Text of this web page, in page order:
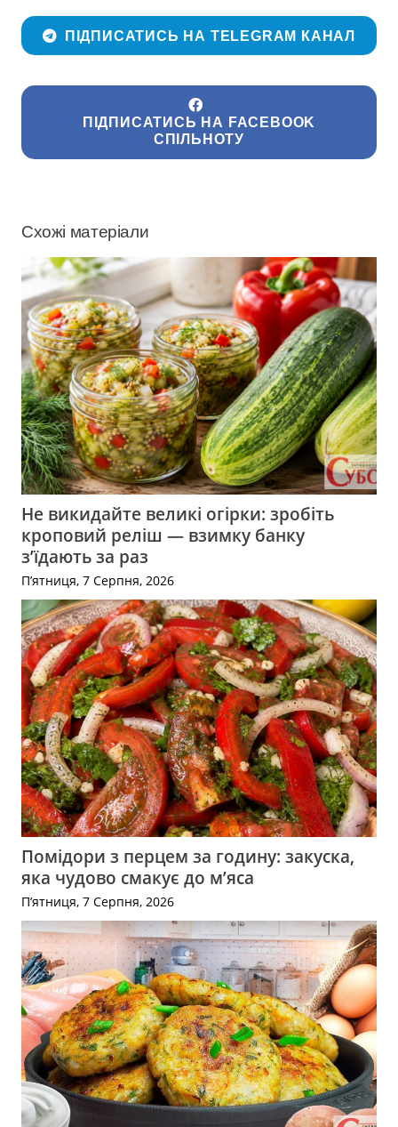
ПІДПИСАТИСЬ НА TELEGRAM КАНАЛ
ПІДПИСАТИСЬ НА FACEBOOK
СПІЛЬНОТУ
Схожі матеріали
Не викидайте великі огірки: зробіть
кроповий реліш — взимку банку
з’їдають за раз
П’ятниця, 7 Серпня, 2026
Помідори з перцем за годину: закуска,
яка чудово смакує до м’яса
П’ятниця, 7 Серпня, 2026